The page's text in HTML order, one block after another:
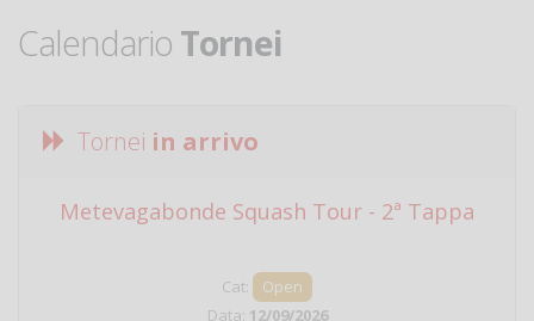
Calendario Tornei
Tornei in arrivo
Metevagabonde Squash Tour - 2ª Tappa
Cat:
Open
Data: 12/09/2026